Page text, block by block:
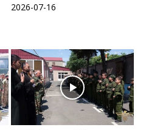
2026-07-16